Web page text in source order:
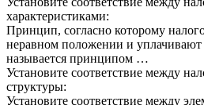
характеристиками:
Принцип, согласно которому
неравном положении и уплачивают
называется принципом …
Установите соответствие между
структуры:
Установите соответствие между